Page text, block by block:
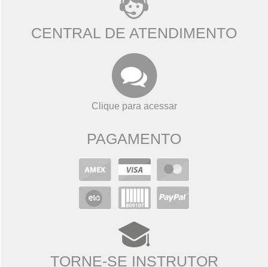
CENTRAL DE ATENDIMENTO
Clique para acessar
PAGAMENTO
TORNE-SE INSTRUTOR